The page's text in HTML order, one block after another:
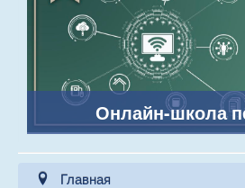
Онлайн-школа
Главная